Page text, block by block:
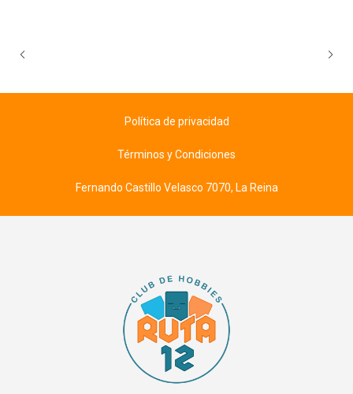
Política de privacidad
Términos y Condiciones
Fernando Castillo Velasco 7070, La Reina